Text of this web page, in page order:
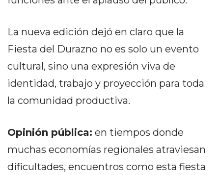
PERGAMINO
LOS
PRECIOS
EN
SUPLEMENTOS
PERGAMINO
SUPLEMENTOS
DEPORTIVOS
La nueva edición dejó en claro que la
Fiesta del Durazno no es solo un evento
cultural, sino una expresión viva de
identidad, trabajo y proyección para toda
la comunidad productiva.
Opinión pública: en tiempos donde
muchas economías regionales atraviesan
dificultades, encuentros como esta fiesta